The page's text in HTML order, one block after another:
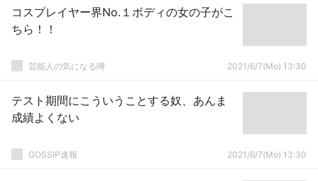
コスプレイヤー界No.１ボディの女の子がこ
ちら！！
芸能人の気になる噂 2021/6/7(Mo) 13:30
テスト期間にこういうことする奴、あんま
成績よくない
GOSSIP速報 2021/6/7(Mo) 13:30